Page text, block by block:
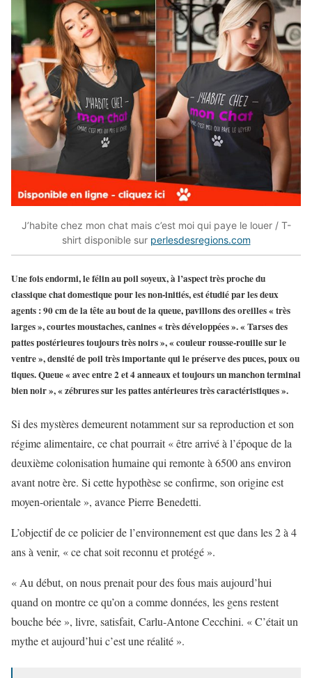
J’habite chez mon chat mais c’est moi qui paye le louer / T-
shirt disponible sur perlesdesregions.com
Une fois endormi, le félin au poil soyeux, à l’aspect très proche du
classique chat domestique pour les non-initiés, est étudié par les deux
agents : 90 cm de la tête au bout de la queue, pavillons des oreilles « très
larges », courtes moustaches, canines « très développées ». « Tarses des
pattes postérieures toujours très noirs », « couleur rousse-rouille sur le
ventre », densité de poil très importante qui le préserve des puces, poux ou
tiques. Queue « avec entre 2 et 4 anneaux et toujours un manchon terminal
bien noir », « zébrures sur les pattes antérieures très caractéristiques ».
Si des mystères demeurent notamment sur sa reproduction et son
régime alimentaire, ce chat pourrait « être arrivé à l’époque de la
deuxième colonisation humaine qui remonte à 6500 ans environ
avant notre ère. Si cette hypothèse se confirme, son origine est
moyen-orientale », avance Pierre Benedetti.
L’objectif de ce policier de l’environnement est que dans les 2 à 4
ans à venir, « ce chat soit reconnu et protégé ».
« Au début, on nous prenait pour des fous mais aujourd’hui
quand on montre ce qu’on a comme données, les gens restent
bouche bée », livre, satisfait, Carlu-Antone Cecchini. « C’était un
mythe et aujourd’hui c’est une réalité ».